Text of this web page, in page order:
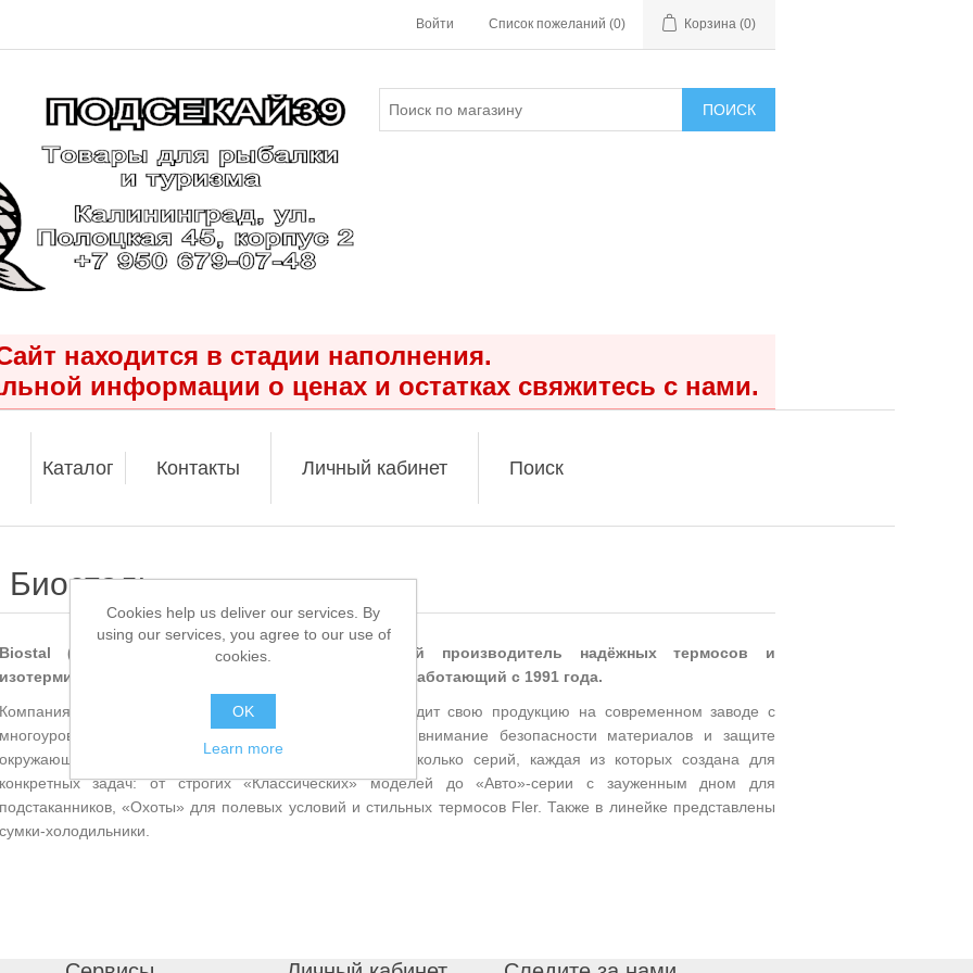
Войти Список пожеланий (0) Корзина (0)
ПОИСК
находится в стадии наполнения.
информации о ценах и остатках свяжитесь с нами.
Каталог Контакты Личный кабинет Поиск
Биосталь
Biostal (Биосталь) — это ведущий российский производитель надёжных термосов и
изотермической продукции из нержавеющей стали, работающий с 1991 года.
Компания была основана в Москве и сегодня производит свою продукцию на современном заводе с
многоуровневым контролем качества, уделяя особое внимание безопасности материалов и защите
окружающей среды. Ассортимент Biostal включает несколько серий, каждая из которых создана для
конкретных задач: от строгих «Классических» моделей до «Авто»-серии с зауженным дном для
подстаканников, «Охоты» для полевых условий и стильных термосов Fler. Также в линейке представлены
сумки-холодильники.
Cookies help us deliver our services. By
using our services, you agree to our use of
cookies.
OK
Learn more